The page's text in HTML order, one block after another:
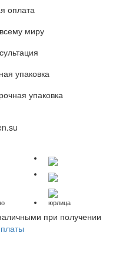
оплата
миру
упаковка
упаковка
юрлица
при получении